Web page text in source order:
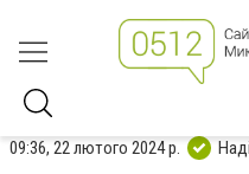
09:36, 22 лютого 2024 р.